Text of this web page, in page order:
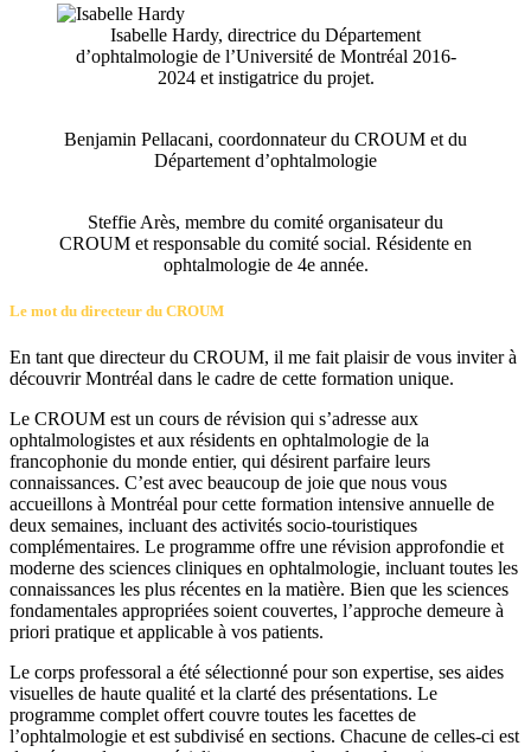
Isabelle Hardy, directrice du Département
d’ophtalmologie de l’Université de Montréal 2016-
2024 et instigatrice du projet.
Benjamin Pellacani, coordonnateur du CROUM et du
Département d’ophtalmologie
Steffie Arès, membre du comité organisateur du
CROUM et responsable du comité social. Résidente en
ophtalmologie de 4e année.
Le mot du directeur du CROUM
En tant que directeur du CROUM, il me fait plaisir de vous inviter à
découvrir Montréal dans le cadre de cette formation unique.
Le CROUM est un cours de révision qui s’adresse aux
ophtalmologistes et aux résidents en ophtalmologie de la
francophonie du monde entier, qui désirent parfaire leurs
connaissances. C’est avec beaucoup de joie que nous vous
accueillons à Montréal pour cette formation intensive annuelle de
deux semaines, incluant des activités socio-touristiques
complémentaires. Le programme offre une révision approfondie et
moderne des sciences cliniques en ophtalmologie, incluant toutes les
connaissances les plus récentes en la matière. Bien que les sciences
fondamentales appropriées soient couvertes, l’approche demeure à
priori pratique et applicable à vos patients.
Le corps professoral a été sélectionné pour son expertise, ses aides
visuelles de haute qualité et la clarté des présentations. Le
programme complet offert couvre toutes les facettes de
l’ophtalmologie et est subdivisé en sections. Chacune de celles-ci est